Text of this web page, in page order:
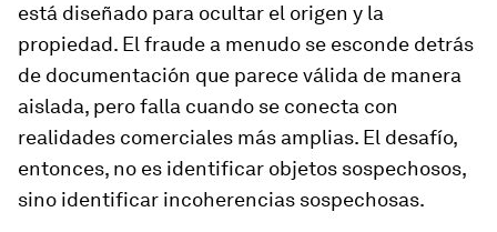
está diseñado para ocultar el origen y la
propiedad. El fraude a menudo se esconde detrás
de documentación que parece válida de manera
aislada, pero falla cuando se conecta con
realidades comerciales más amplias. El desafío,
entonces, no es identificar objetos sospechosos,
sino identificar incoherencias sospechosas.